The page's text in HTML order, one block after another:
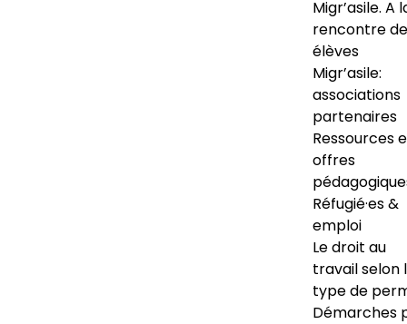
Migr’asile. A
rencontre
élèves
Migr’asile:
associations
partenaires
Ressources
offres
Réfugié·es &
emploi
Le droit au
travail selon
type de
Démarches